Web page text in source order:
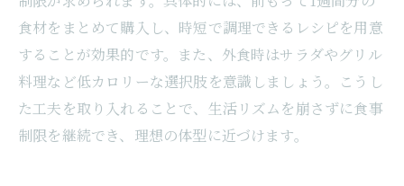
食材をまとめて購入し、時短で調理できるレシピを用意
することが効果的です。また、外食時はサラダやグリル
料理など低カロリーな選択肢を意識しましょう。こうし
た工夫を取り入れることで、生活リズムを崩さずに食事
制限を継続でき、理想の体型に近づけます。